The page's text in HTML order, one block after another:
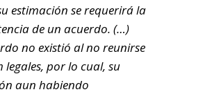
estimación se requerirá la
de un acuerdo. (…)
no existió al no reunirse
legales, por lo cual, su
aun habiendo